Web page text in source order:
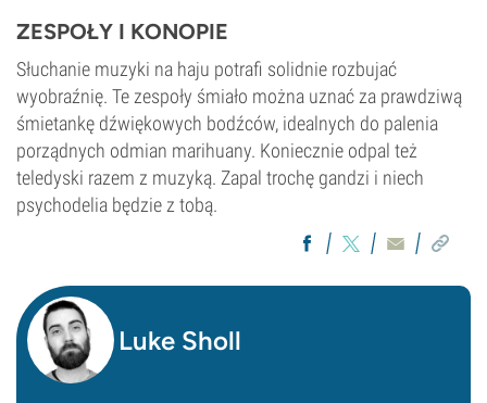
ZESPOŁY I KONOPIE
Słuchanie muzyki na haju potrafi solidnie rozbujać
wyobraźnię. Te zespoły śmiało można uznać za prawdziwą
śmietankę dźwiękowych bodźców, idealnych do palenia
porządnych odmian marihuany. Koniecznie odpal też
teledyski razem z muzyką. Zapal trochę gandzi i niech
psychodelia będzie z tobą.
Luke Sholl